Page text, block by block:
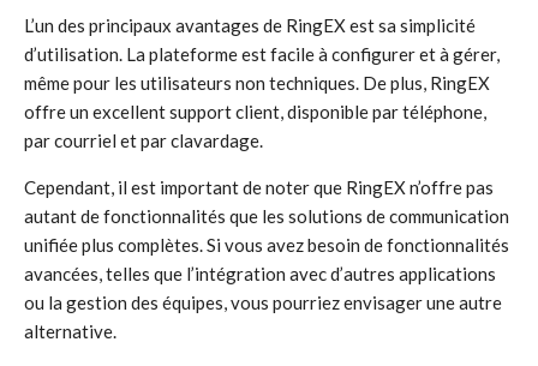
L’un des principaux avantages de RingEX est sa simplicité
d’utilisation. La plateforme est facile à configurer et à gérer,
même pour les utilisateurs non techniques. De plus, RingEX
offre un excellent support client, disponible par téléphone,
par courriel et par clavardage.
Cependant, il est important de noter que RingEX n’offre pas
autant de fonctionnalités que les solutions de communication
unifiée plus complètes. Si vous avez besoin de fonctionnalités
avancées, telles que l’intégration avec d’autres applications
ou la gestion des équipes, vous pourriez envisager une autre
alternative.